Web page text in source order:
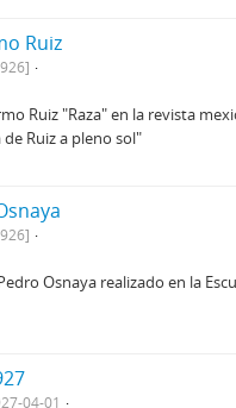
Ruiz
Ruiz "Raza" en la revista
Ruiz a pleno sol"
Osnaya realizado en la
04-01